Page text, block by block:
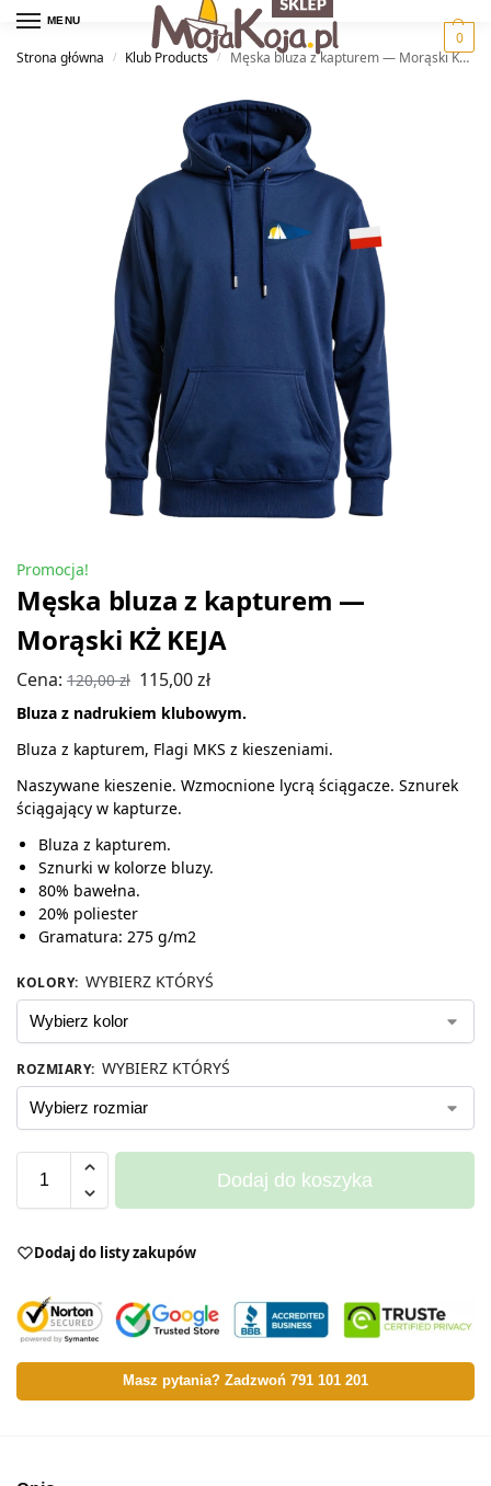
MENU
0
Strona główna
/ Klub Products / Męska bluza z kapturem — Morąski KŻ KEJA
Promocja!
Męska bluza z kapturem —
Morąski KŻ KEJA
Cena: 120,00zł 115,00zł
Bluza z nadrukiem klubowym.
Bluza z kapturem, Flagi MKS z kieszeniami.
Naszywane kieszenie. Wzmocnione lycrą ściągacze. Sznurek
ściągający w kapturze.
Bluza z kapturem.
Sznurki w kolorze bluzy.
80% bawełna.
20% poliester
Gramatura: 275 g/m2
KOLORY: WYBIERZ KTÓRYŚ
ROZMIARY: WYBIERZ KTÓRYŚ
Dodaj do koszyka
Dodaj do listy zakupów
Masz pytania? Zadzwoń 791 101 201